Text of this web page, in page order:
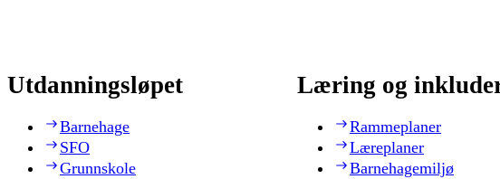
Utdanningsløpet
Barnehage
SFO
Grunnskole
Læring og
Rammeplaner
Læreplaner
Barnehagemiljø